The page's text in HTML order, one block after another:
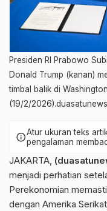
Presiden RI Prabowo
Donald Trump (kanan)
timbal balik di
(19/2/
infoAtur ukuran teks
pengalaman
JAKARTA,
menjadi perhatian
Perekonomian
dengan Amerika